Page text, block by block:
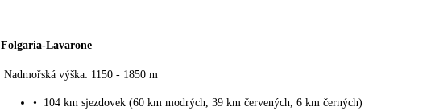
Folgaria-Lavarone
Nadmořská výška: 1150 - 1850 m
•
104 km sjezdovek (60 km modrých, 39 km červených, 6 km černých)